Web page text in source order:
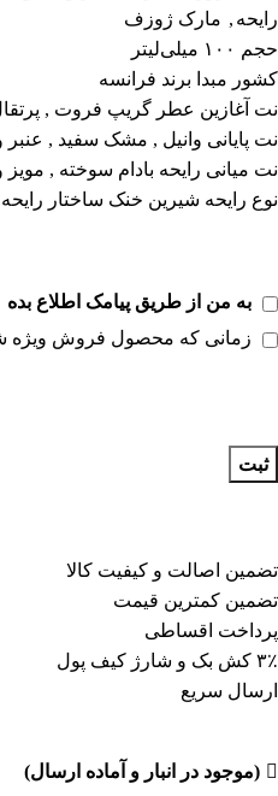
رایحه , مارک ژوزف
حجم ۱۰۰ میلی‌لیتر
کشور مبدا برند فرانسه
نت آغازین عطر گریپ فروت ,
نت پایانی وانیل , مشک سفید , عنبر
نت میانی رایحه بادام سوخته ,
نوع رایحه شیرین خنک ساختار
به من از طریق پیامک اطلاع بده
زمانی که محصول فروش ویژه
ثبت
تضمین اصالت و کیفیت کالا
تضمین کمترین قیمت
پرداخت اقساطی
۳٪ کش بک و شارژ کیف پول
ارسال سریع
(موجود در انبار و آماده ارسال)